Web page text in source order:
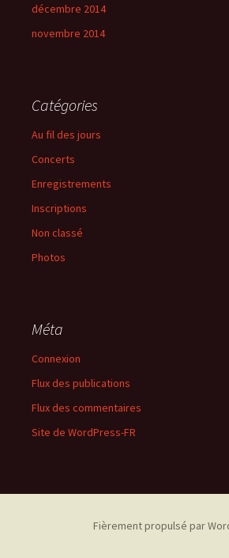
décembre 2014
novembre 2014
Catégories
Au fil des jours
Concerts
Enregistrements
Inscriptions
Non classé
Photos
Méta
Connexion
Flux des publications
Flux des commentaires
Site de WordPress-FR
Fièrement propulsé par